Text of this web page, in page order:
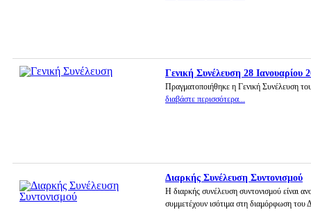
Γενική Συνέλευση 28 Ιανουαρίου
Πραγματοποιήθηκε η Γενική Συνέλευση
διαβάστε περισσότερα...
Διαρκής Συνέλευση Συντονισμού
Η διαρκής συνέλευση συντονισμού είναι
συμμετέχουν ισότιμα στη διαμόρφωση του